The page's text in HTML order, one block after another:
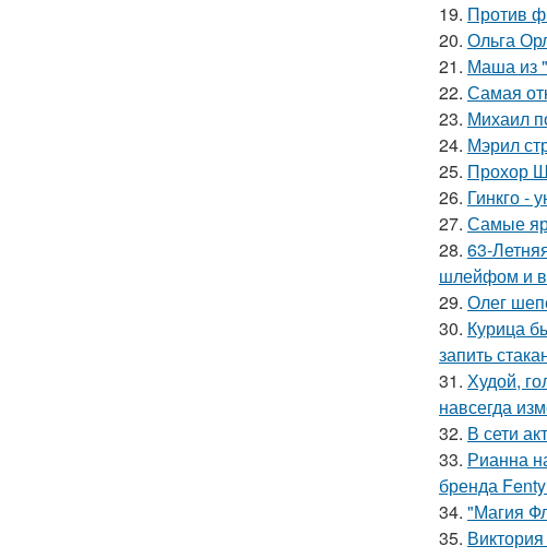
19. Против
20. Ольга
21. Маша из
22. Самая
23. Михаил
24. Мэрил
25. Прохор
26. Гинкго -
27. Самые
28. 63-
шлейфом и
29. Олег
30. Курица
запить
31. Худой,
навсегда
32. В сети
33. Рианна
бренда
34. "Магия
35.